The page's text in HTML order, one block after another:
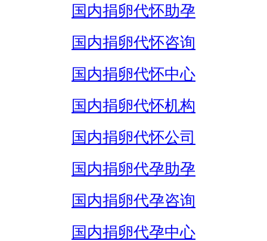
国内捐卵代怀助孕
国内捐卵代怀咨询
国内捐卵代怀中心
国内捐卵代怀机构
国内捐卵代怀公司
国内捐卵代孕助孕
国内捐卵代孕咨询
国内捐卵代孕中心